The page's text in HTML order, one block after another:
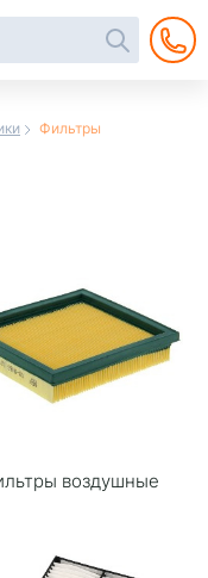
Фильтры
воздушные